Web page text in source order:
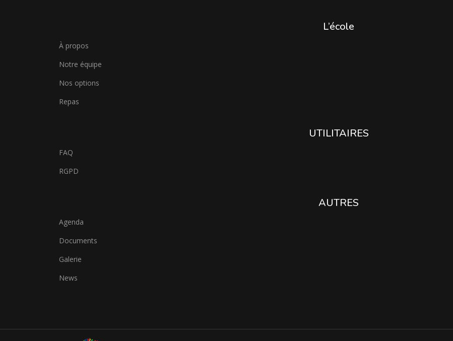
L’école
À propos
Notre équipe
Nos options
Repas
UTILITAIRES
FAQ
RGPD
AUTRES
Agenda
Documents
Galerie
News